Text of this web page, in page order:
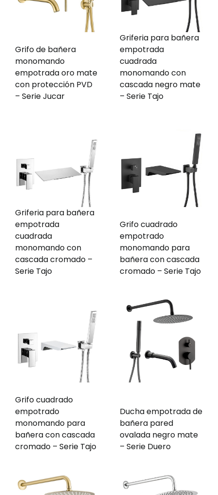
Grifo de bañera
monomando
empotrada oro mate
con protección PVD
– Serie Jucar
Griferia para bañera
empotrada
cuadrada
monomando con
cascada negro mate
– Serie Tajo
Griferia para bañera
empotrada
cuadrada
monomando con
cascada cromado –
Serie Tajo
Grifo cuadrado
empotrado
monomando para
bañera con cascada
cromado – Serie Tajo
Grifo cuadrado
empotrado
monomando para
bañera con cascada
cromado – Serie Tajo
Ducha empotrada de
bañera pared
ovalada negro mate
– Serie Duero